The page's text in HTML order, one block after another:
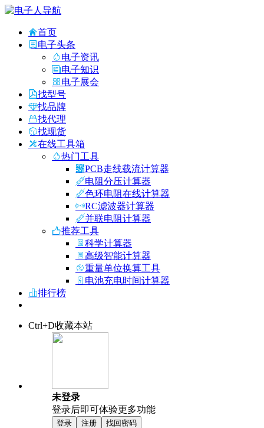
首页
电子头条
电子资讯
电子知识
电子展会
找型号
找品牌
找代理
找现货
在线工具箱
热门工具
PCB走线载流计算器
电阻分压计算器
色环电阻在线计算器
RC滤波器计算器
并联电阻计算器
推荐工具
科学计算器
高级智能计算器
重量单位换算工具
电池充电时间计算器
排行榜
Ctrl+D收藏本站
未登录
登录后即可体验更多功能
登录 注册 找回密码